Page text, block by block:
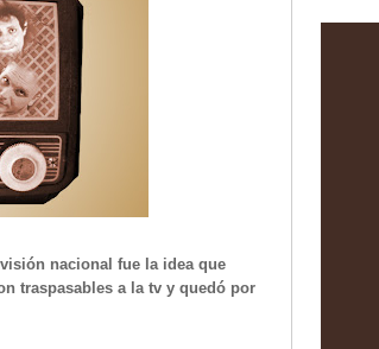
nacional fue la idea que
traspasables a la tv y quedó por